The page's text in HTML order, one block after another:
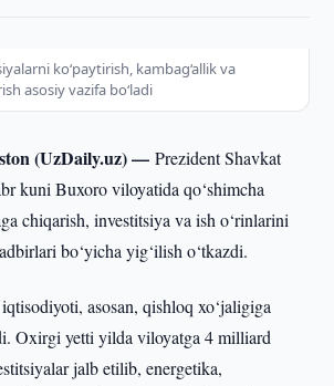
ko‘paytirish, kambag‘allik va
asosiy vazifa bo‘ladi
(UzDaily.uz) —Prezident Shavkat
kuni Buxoro viloyatida qo‘shimcha
chiqarish, investitsiya va ish o‘rinlarini
bo‘yicha yig‘ilish o‘tkazdi.
asosan, qishloq xo‘jaligiga
Oxirgi yetti yilda viloyatga 4 milliard
jalb etilib, energetika,